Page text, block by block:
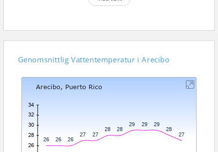
Genomsnittlig Vattentemperatur i Arecibo